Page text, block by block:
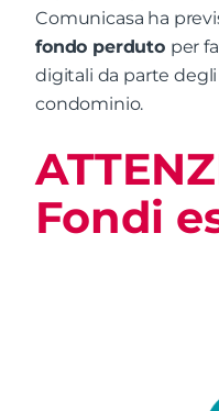
Comunicasa ha
fondo perduto per
digitali da parte
condominio.
Fondi